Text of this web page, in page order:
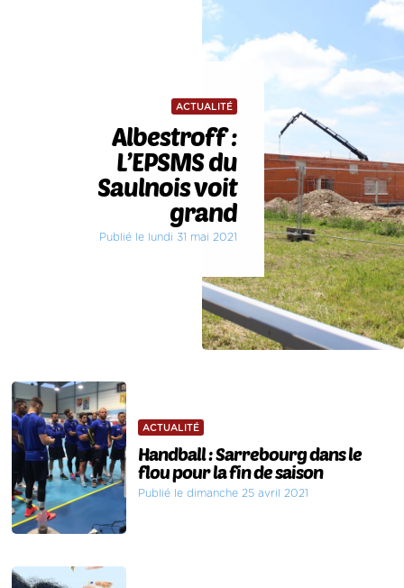
ACTUALITÉ
Albestroff :
L’EPSMS du
Saulnois voit
grand
Publié le lundi 31 mai 2021
ACTUALITÉ
Handball : Sarrebourg dans le
flou pour la fin de saison
Publié le dimanche 25 avril 2021